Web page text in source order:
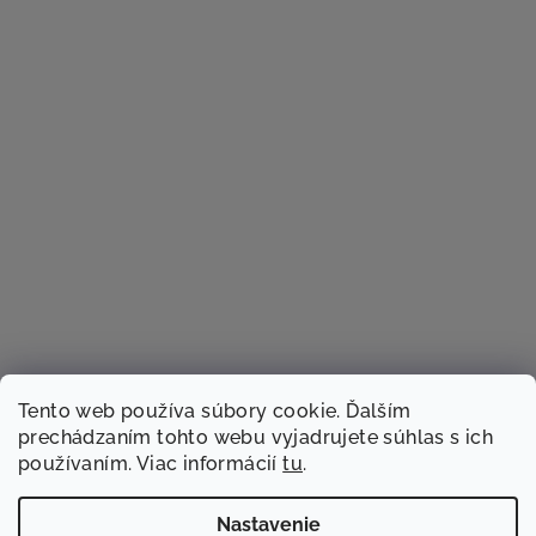
Tento web používa súbory cookie. Ďalším
prechádzaním tohto webu vyjadrujete súhlas s ich
používaním. Viac informáciítu.
Nastavenie
Sledovať na Instagrame